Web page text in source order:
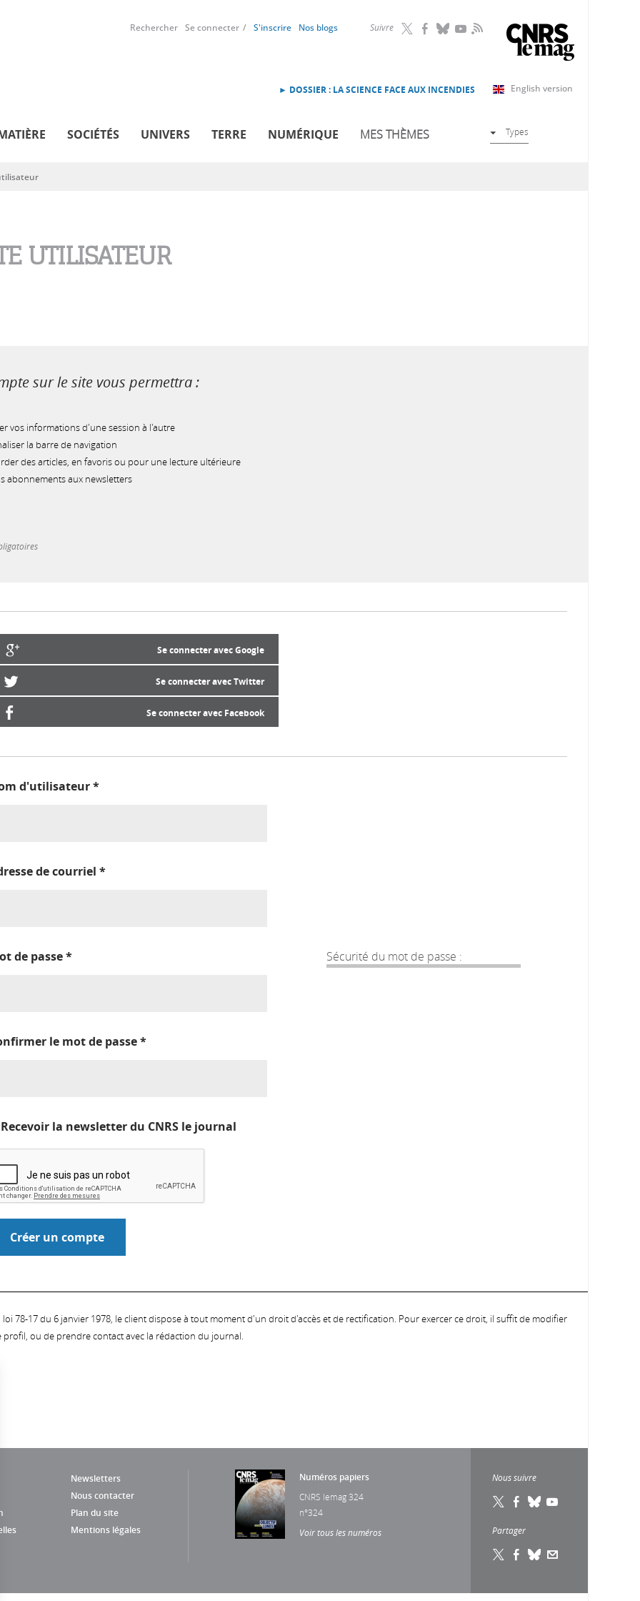
Suivre RSS
Rechercher Se connecter S'inscrire Nos blogs
English version
► DOSSIER : LA SCIENCE FACE AUX INCENDIES
SOCIÉTÉS UNIVERS TERRE NUMÉRIQUE MES THÈMES Types
UTILISATEUR
sur le site vous permettra :
vos informations d'une session à l'autre
la barre de navigation
des articles, en favoris ou pour une lecture ultérieure
abonnements aux newsletters
Se connecter avec Google
Se connecter avec Twitter
Se connecter avec Facebook
d'utilisateur*
de courriel *
Sécurité du mot de passe :
de passe*
le mot de passe*
Recevoir la newsletter du CNRS le journal
78-17 du 6 janvier 1978, le client dispose à tout moment d'un droit d'accès et de rectification. Pour exercer ce droit, il suffit de modifier
ou de prendre contact avec la rédaction du journal.
Newsletters
Nous contacter
Plan du site
Mentions légales
Numéros papiers
CNRS lemag 324
n°324
Voir tous les numéros
Nous suivre
Partager